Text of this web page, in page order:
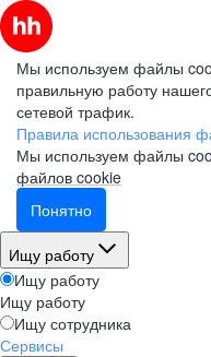
Мы используем файлы
правильную работу
сетевой трафик.
Правила использования
Мы используем файлы
файлов cookie
Понятно
Ищу работу
Ищу работу
Ищу работу
Ищу сотрудника
Сервисы